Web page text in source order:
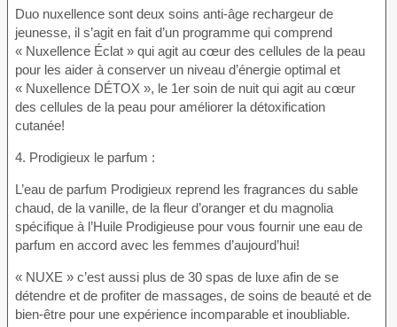
Duo nuxellence sont deux soins anti-âge rechargeur de
jeunesse, il s’agit en fait d’un programme qui comprend
« Nuxellence Éclat » qui agit au cœur des cellules de la peau
pour les aider à conserver un niveau d’énergie optimal et
« Nuxellence DÉTOX », le 1er soin de nuit qui agit au cœur
des cellules de la peau pour améliorer la détoxification
cutanée!
4. Prodigieux le parfum :
L’eau de parfum Prodigieux reprend les fragrances du sable
chaud, de la vanille, de la fleur d’oranger et du magnolia
spécifique à l’Huile Prodigieuse pour vous fournir une eau de
parfum en accord avec les femmes d’aujourd’hui!
« NUXE » c’est aussi plus de 30 spas de luxe afin de se
détendre et de profiter de massages, de soins de beauté et de
bien-être pour une expérience incomparable et inoubliable.